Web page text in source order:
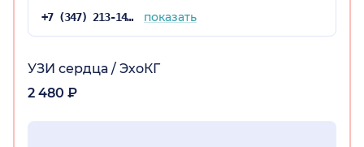
+7 (347) 213-14-72 показать
УЗИ сердца / ЭхоКГ
2 480 ₽